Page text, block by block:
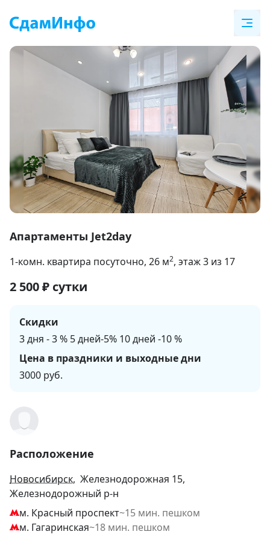
1
13
Апартаменты Jet2day
1-комн. квартира посуточно, 26 м2, этаж 3 из 17
2 500₽ сутки
Скидки
3 дня - 3 % 5 дней-5% 10 дней -10 %
Цена в праздники и выходные дни
3000 руб.
Расположение
Новосибирск, Железнодорожная 15,
Железнодорожный р-н
м. Красный проспект~15 мин. пешком
м. Гагаринская~18 мин. пешком